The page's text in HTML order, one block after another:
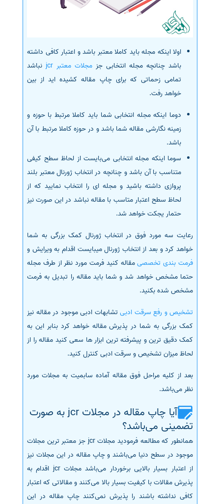
اولا اینکه مجله باید کاملا معتبر باشد و اعتبار کافی داشته
باشد چنانچه مجله انتخابی جز مجلات معتبر jcr
نباشد
تمامی زحماتی که برای چاپ مقاله کشیده اید از بین
خواهد رفت.
دوما اینکه مجله انتخابی شما باید کاملا مرتبط با حوزه و
زمینه نگارشی مقاله شما باشد و در حوزه کاملا مرتبط با آن
باشد.
سوما اینکه مجله انتخابی می‌بایست از لحاظ سطح کیفی
متناسب با آن باشد و چنانچه در انتخاب ژورنال معتبر بلند
پروازی داشته باشید و مجله ای را انتخاب نمایید که از
لحاظ سطح اعتبار متاسب با مقاله نباشد در این صورت نیز
حتمار یجکت خواهد شد.
رعایت سه مورد فوق در انتخاب ژورنال کمک بزرگی به شما
خواهد کرد و بعد از انتخاب ژورنال میبایست اقدام به ویرایش و
فرمت بندی تخصصیمقاله کنید فرمت مورد نظر از طرف مجله
حتما مشخص خواهد شد و شما باید مقاله را تبدیل به فرمت
مشخص شده بکنید.
تشخیص و رفع سرقت ادبی تشابهات ادبی موجود در مقاله نیز
کمک بزرگی به شما در پذیرش مقاله خواهد کرد بنابر این به
کمک دقیق ترین و پیشرفته ترین ابزار ها سعی کنید مقاله را از
لحاظ میزان تشخیص و سرقت ادبی کنترل کنید.
بعد از کلیه مراحل فوق مقاله آماده سابمیت به مجلات مورد
نظر می‌باشد.
آیا چاپ مقاله در مجلات jcr به صورت
تضمینی می‌باشد؟
همانطور که مطالعه فرمودید مجلات jcr جز معتبر ترین مجلات
موجود در سطح دنیا می‌باشند و چاپ مقاله در این مجلات نیز
از اعتبار بسیار بالایی برخوردار می‌باشد مجلات jcr اقدام به
پذیرش مقالات با کیفیت بسیار بالا می‌کنند و مقالاتی که اعتبار
کافی نداشته باشند را پذیرش نمی‌کنند چاپ مقاله در این